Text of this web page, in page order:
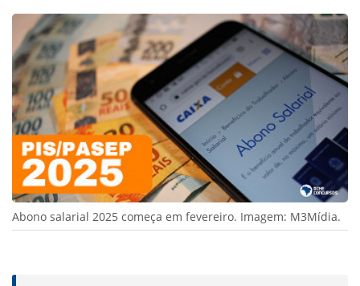
Abono salarial 2025 começa em fevereiro. Imagem: M3Mídia.